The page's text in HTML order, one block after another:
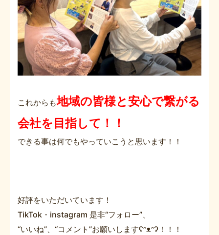
これからも地域の皆様と安心で繋がる
会社を目指して！！
できる事は何でもやっていこうと思います！！
好評をいただいています！
TikTok・instagram 是非“フォロー”、
“いいね”、“コメント”お願いしますʕᵔᴥᵔʔ！！！